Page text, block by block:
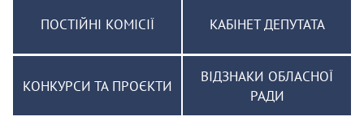
ПОСТІЙНІ КОМІСІЇ КАБІНЕТ ДЕПУТАТА
КОНКУРСИ ТА ПРОЄКТИ
ВІДЗНАКИ ОБЛАСНОЇ
РАДИ